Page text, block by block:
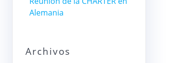
Alemania
Archivos